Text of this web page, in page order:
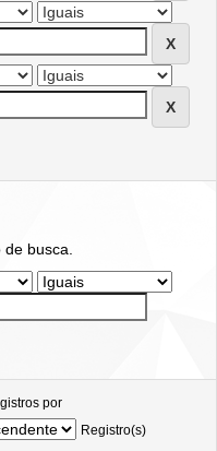
busca.
por
Registro(s)